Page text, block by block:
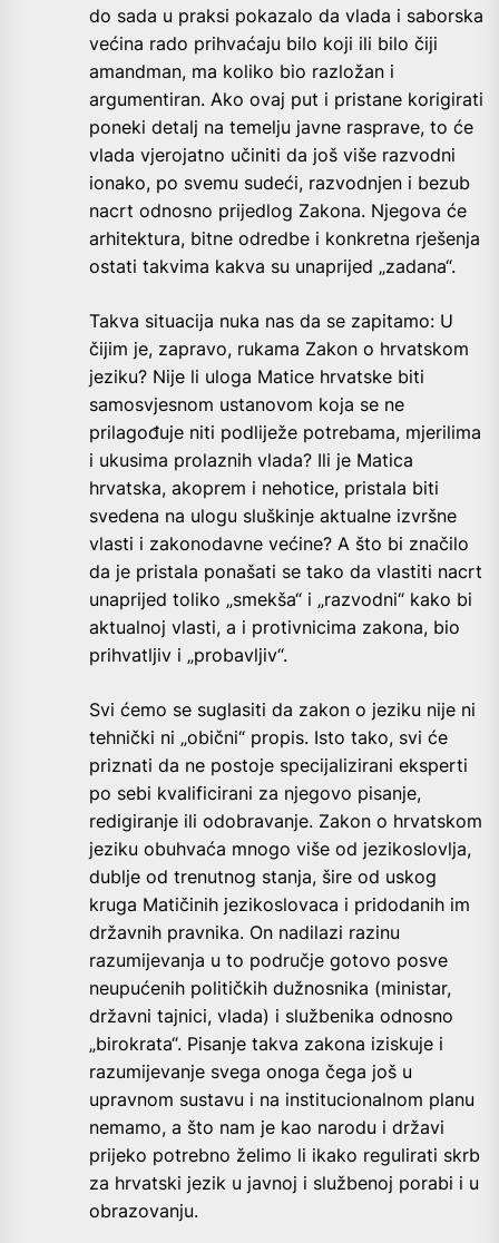
do sada u praksi pokazalo da vlada i saborska
većina rado prihvaćaju bilo koji ili bilo čiji
amandman, ma koliko bio razložan i
argumentiran. Ako ovaj put i pristane korigirati
poneki detalj na temelju javne rasprave, to će
vlada vjerojatno učiniti da još više razvodni
ionako, po svemu sudeći, razvodnjen i bezub
nacrt odnosno prijedlog Zakona. Njegova će
arhitektura, bitne odredbe i konkretna rješenja
ostati takvima kakva su unaprijed „zadana“.
Takva situacija nuka nas da se zapitamo: U
čijim je, zapravo, rukama Zakon o hrvatskom
jeziku? Nije li uloga Matice hrvatske biti
samosvjesnom ustanovom koja se ne
prilagođuje niti podliježe potrebama, mjerilima
i ukusima prolaznih vlada? Ili je Matica
hrvatska, akoprem i nehotice, pristala biti
svedena na ulogu sluškinje aktualne izvršne
vlasti i zakonodavne većine? A što bi značilo
da je pristala ponašati se tako da vlastiti nacrt
unaprijed toliko „smekša“ i „razvodni“ kako bi
aktualnoj vlasti, a i protivnicima zakona, bio
prihvatljiv i „probavljiv“.
Svi ćemo se suglasiti da zakon o jeziku nije ni
tehnički ni „obični“ propis. Isto tako, svi će
priznati da ne postoje specijalizirani eksperti
po sebi kvalificirani za njegovo pisanje,
redigiranje ili odobravanje. Zakon o hrvatskom
jeziku obuhvaća mnogo više od jezikoslovlja,
dublje od trenutnog stanja, šire od uskog
kruga Matičinih jezikoslovaca i pridodanih im
državnih pravnika. On nadilazi razinu
razumijevanja u to područje gotovo posve
neupućenih političkih dužnosnika (ministar,
državni tajnici, vlada) i službenika odnosno
„birokrata“. Pisanje takva zakona iziskuje i
razumijevanje svega onoga čega još u
upravnom sustavu i na institucionalnom planu
nemamo, a što nam je kao narodu i državi
prijeko potrebno želimo li ikako regulirati skrb
za hrvatski jezik u javnoj i službenoj porabi i u
obrazovanju.